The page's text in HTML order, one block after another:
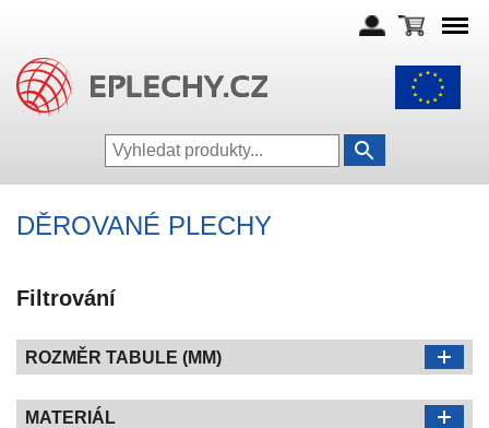
DĚROVANÉ PLECHY
Filtrování
ROZMĚR TABULE (MM)
MATERIÁL